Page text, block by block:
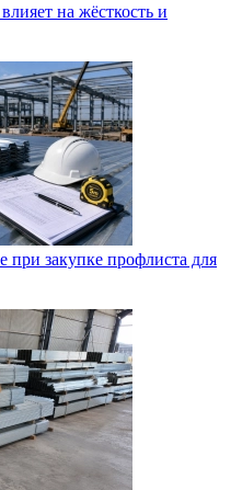
на жёсткость и
при закупке профлиста для